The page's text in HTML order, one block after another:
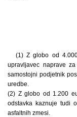
(1) Z globo od
upravljavec naprave
samostojni podjetnik
uredbe.
(2) Z globo od 1.200
odstavka kaznuje tudi
asfaltnih zmesi.